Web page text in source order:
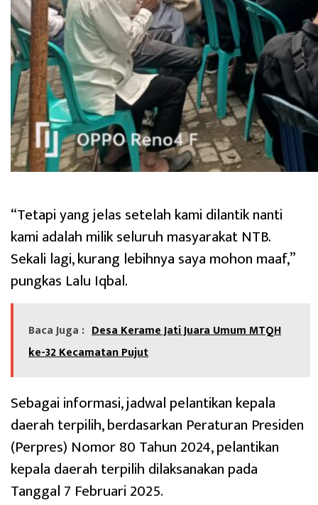
“Tetapi yang jelas setelah kami dilantik nanti
kami adalah milik seluruh masyarakat NTB.
Sekali lagi, kurang lebihnya saya mohon maaf,”
pungkas Lalu Iqbal.
Baca Juga : Desa Kerame Jati Juara Umum MTQH
ke-32 Kecamatan Pujut
Sebagai informasi, jadwal pelantikan kepala
daerah terpilih, berdasarkan Peraturan Presiden
(Perpres) Nomor 80 Tahun 2024, pelantikan
kepala daerah terpilih dilaksanakan pada
Tanggal 7 Februari 2025.